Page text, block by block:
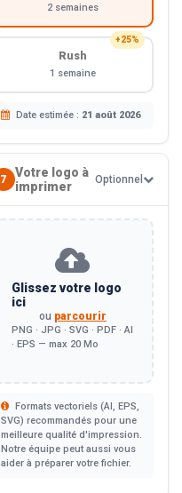
2 semaines
+25%
Rush
1 semaine
Date estimée : 21 août 2026
7
Votre logo à
imprimer
Optionnel
Glissez votre logo
ici
ou parcourir
PNG · JPG · SVG · PDF · AI
· EPS — max 20 Mo
Formats vectoriels (AI, EPS,
SVG) recommandés pour une
meilleure qualité d'impression.
Notre équipe peut aussi vous
aider à préparer votre fichier.